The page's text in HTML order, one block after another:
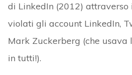
di LinkedIn (2012)
violati gli account LinkedIn,
Mark Zuckerberg (che usava
in tutti!).